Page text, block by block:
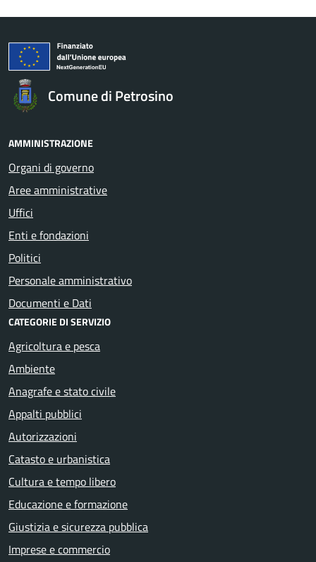
Comune di Petrosino
AMMINISTRAZIONE
Organi di governo
Aree amministrative
Uffici
Enti e fondazioni
Politici
Personale amministrativo
Documenti e Dati
CATEGORIE DI SERVIZIO
Agricoltura e pesca
Ambiente
Anagrafe e stato civile
Appalti pubblici
Autorizzazioni
Catasto e urbanistica
Cultura e tempo libero
Educazione e formazione
Giustizia e sicurezza pubblica
Imprese e commercio